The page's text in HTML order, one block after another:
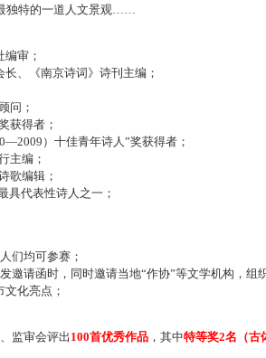
独特的一道人文景观……
审；
、《南京诗词》诗刊主编；
问；
获得者；
）十佳青年诗人”奖获得者；
主编；
歌编辑；
具代表性诗人之一；
们均可参赛；
请函时，同时邀请当地“作协”等文学机构，组
化亮点；
监审会评出100首优秀作品 ，其中特等奖2名（古